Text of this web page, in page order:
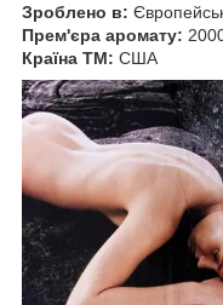
Зроблено в:
Прем'єра аромату:
Країна ТМ: США